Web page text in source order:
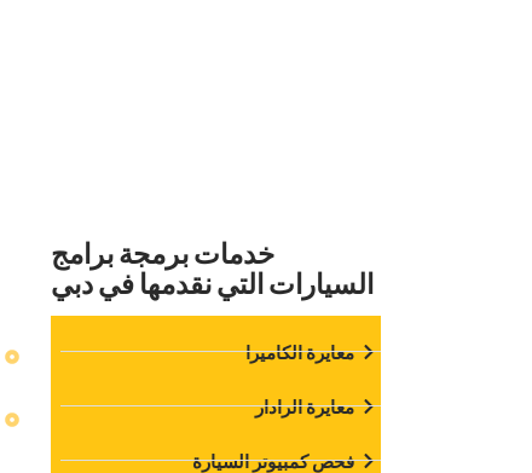
‏خدمات برمجة برامج
السيارات التي نقدمها في دبي‏
‏معايرة الكاميرا‏
‏معايرة الرادار‏
‏فحص كمبيوتر السيارة‏